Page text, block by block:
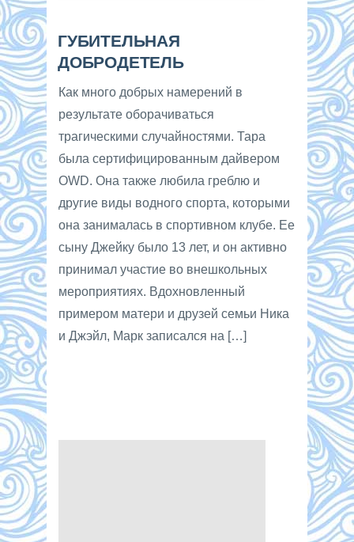
ГУБИТЕЛЬНАЯ
ДОБРОДЕТЕЛЬ
Как много добрых намерений в
результате оборачиваться
трагическими случайностями. Тара
была сертифицированным дайвером
OWD. Она также любила греблю и
другие виды водного спорта, которыми
она занималась в спортивном клубе. Ее
сыну Джейку было 13 лет, и он активно
принимал участие во внешкольных
мероприятиях. Вдохновленный
примером матери и друзей семьи Ника
и Джэйл, Марк записался на […]